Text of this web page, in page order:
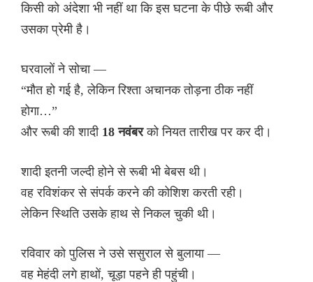
किसी को अंदेशा भी नहीं था कि इस घटना के पीछे रूबी और
उसका प्रेमी है।
घरवालों ने सोचा —
“मौत हो गई है, लेकिन रिश्ता अचानक तोड़ना ठीक नहीं
होगा…”
और रूबी की शादी 18 नवंबरको नियत तारीख पर कर दी।
शादी इतनी जल्दी होने से रूबी भी बेबस थी।
वह रविशंकर से संपर्क करने की कोशिश करती रही।
लेकिन स्थिति उसके हाथ से निकल चुकी थी।
रविवार को पुलिस ने उसे ससुराल से बुलाया —
वह मेहंदी लगे हाथों, चूड़ा पहने ही पहुंची।